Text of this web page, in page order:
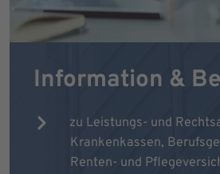
Information &
zu Leistungs- und
Krankenkassen,
Renten- und